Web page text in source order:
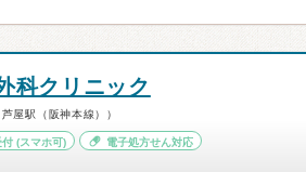
科クリニック
屋駅（阪神本線））
付(スマホ可) 電子処方せん対応